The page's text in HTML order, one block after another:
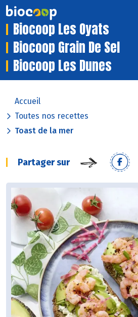
Biocoop Les Oyats
Biocoop Grain De Sel
Biocoop Les Dunes
Accueil
Toutes nos recettes
Toast de la mer
Partager sur